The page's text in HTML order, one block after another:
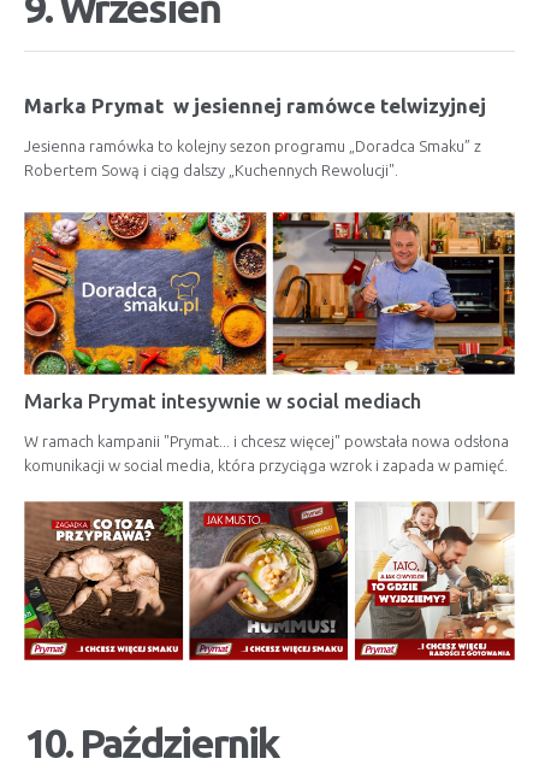
Marka Prymat w jesiennej ramówce telwizyjnej
Jesienna ramówka to kolejny sezon programu „Doradca Smaku” z
Robertem Sową i ciąg dalszy „Kuchennych Rewolucji".
Marka Prymat intesywnie w social mediach
W ramach kampanii "Prymat... i chcesz więcej" powstała nowa odsłona
komunikacji w social media, która przyciąga wzrok i zapada w pamięć.
10. Październik